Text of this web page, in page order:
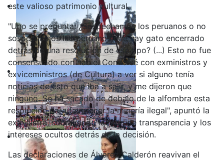
este valioso patrimonio cultural.
"Uno se pregunta: ¿Sospechamos los peruanos o no
sospechamos los peruanos que hay gato encerrado
detrás de una resolución de ese tipo? (...) Esto no fue
consensuado con nadie. Conversé con exministros y
exviceministros (de Cultura) a ver si alguno tenía
noticias de esto que iba a salir, y me dijeron que
ninguno. Se ha sacado de debajo de la alfombra esta
resolución para favorecer la minería ilegal", apuntó la
exministra, subrayando la falta de transparencia y los
intereses ocultos detrás de la decisión.
Las declaraciones de Álvarez Calderón reavivan el